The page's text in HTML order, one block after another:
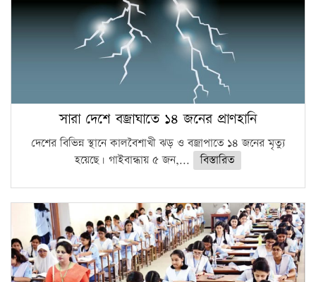
সারা দেশে বজ্রাঘাতে ১৪ জনের প্রাণহানি
দেশের বিভিন্ন স্থানে কালবৈশাখী ঝড় ও বজ্রাপাতে ১৪ জনের মৃত্যু
হয়েছে। গাইবান্ধায় ৫ জন,...
বিস্তারিত